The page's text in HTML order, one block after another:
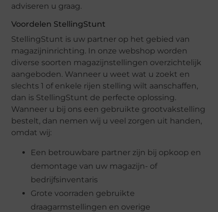
adviseren u graag.
Voordelen StellingStunt
StellingStunt is uw partner op het gebied van
magazijninrichting. In onze webshop worden
diverse soorten magazijnstellingen overzichtelijk
aangeboden. Wanneer u weet wat u zoekt en
slechts 1 of enkele rijen stelling wilt aanschaffen,
dan is StellingStunt de perfecte oplossing.
Wanneer u bij ons een gebruikte grootvakstelling
bestelt, dan nemen wij u veel zorgen uit handen,
omdat wij:
Een betrouwbare partner zijn bij opkoop en
demontage van uw magazijn- of
bedrijfsinventaris
Grote voorraden gebruikte
draagarmstellingen en overige